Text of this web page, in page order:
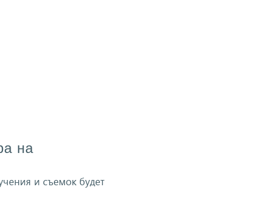
на
и съемок будет